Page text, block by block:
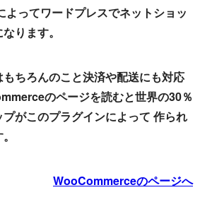
よってワードプレスでネットショッ
ります。
ちろんのこと決済や配送にも対応
のページを読むと世界の30％
がこのプラグインによって 作られ
WooCommerceのページへ